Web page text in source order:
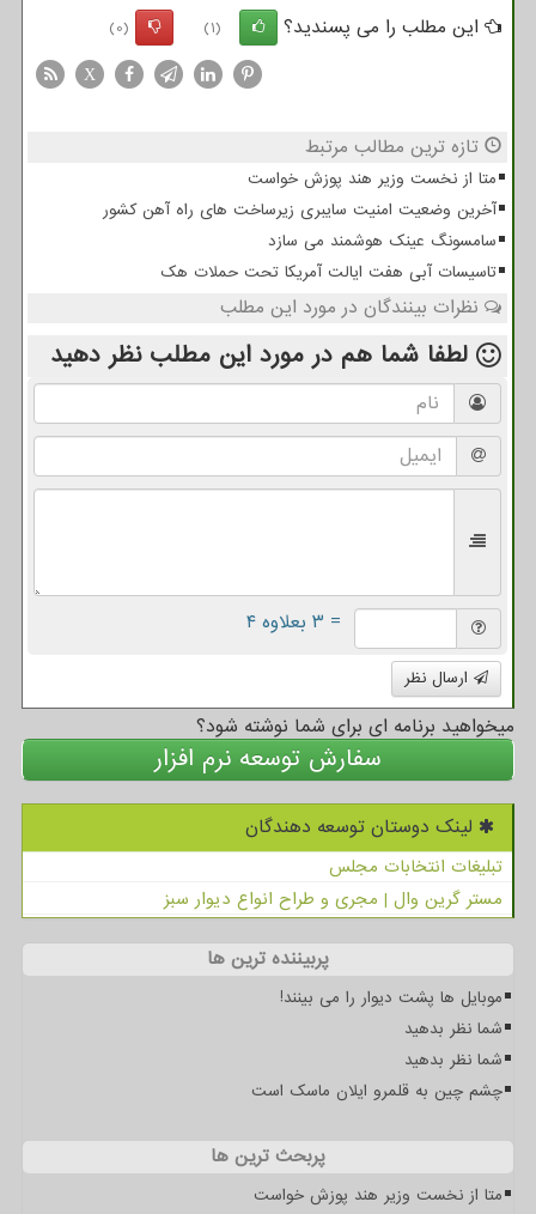
این مطلب را می پسندید؟
(1)
(0)
X
تازه ترین مطالب مرتبط
متا از نخست وزیر هند پوزش خواست
آخرین وضعیت امنیت سایبری زیرساخت های راه آهن کشور
سامسونگ عینک هوشمند می سازد
تاسیسات آبی هفت ایالت آمریکا تحت حملات هک
نظرات بینندگان در مورد این مطلب
لطفا شما هم در مورد این مطلب نظر دهید
= ۳ بعلاوه ۴
ارسال نظر
میخواهید برنامه ای برای شما نوشته شود؟
سفارش توسعه نرم افزار
لینک دوستان توسعه دهندگان
تبلیغات انتخابات مجلس
مستر گرین وال | مجری و طراح انواع دیوار سبز
پربیننده ترین ها
موبایل ها پشت دیوار را می بینند!
شما نظر بدهید
شما نظر بدهید
چشم چین به قلمرو ایلان ماسک است
پربحث ترین ها
متا از نخست وزیر هند پوزش خواست